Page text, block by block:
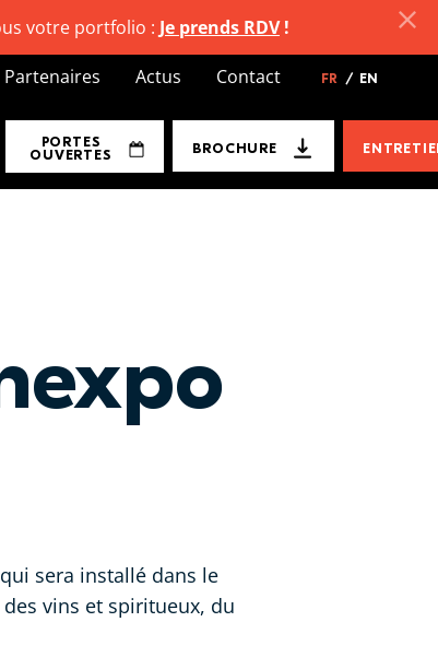
sera installé dans le
vins et spiritueux, du
Partenaires Actus Contact FR / EN
PORTES
OUVERTES
BROCHURE
votre portfolio : Je prends RDV!